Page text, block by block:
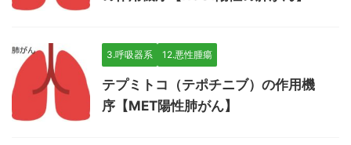
3.呼吸器系 12.悪性腫瘍
テプミトコ（テポチニブ）の作用機
序【MET陽性肺がん】